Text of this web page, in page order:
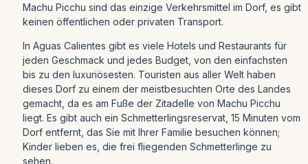
Machu Picchu sind das einzige Verkehrsmittel im Dorf, es gibt
keinen öffentlichen oder privaten Transport.
In Aguas Calientes gibt es viele Hotels und Restaurants für
jeden Geschmack und jedes Budget, von den einfachsten
bis zu den luxuriösesten. Touristen aus aller Welt haben
dieses Dorf zu einem der meistbesuchten Orte des Landes
gemacht, da es am Fuße der Zitadelle von Machu Picchu
liegt. Es gibt auch ein Schmetterlingsreservat, 15 Minuten vom
Dorf entfernt, das Sie mit Ihrer Familie besuchen können;
Kinder lieben es, die frei fliegenden Schmetterlinge zu
sehen.